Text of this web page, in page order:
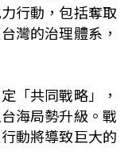
行動，包括奪取
灣的治理體系，
「共同戰略」，
海局勢升級。戰
動將導致巨大的